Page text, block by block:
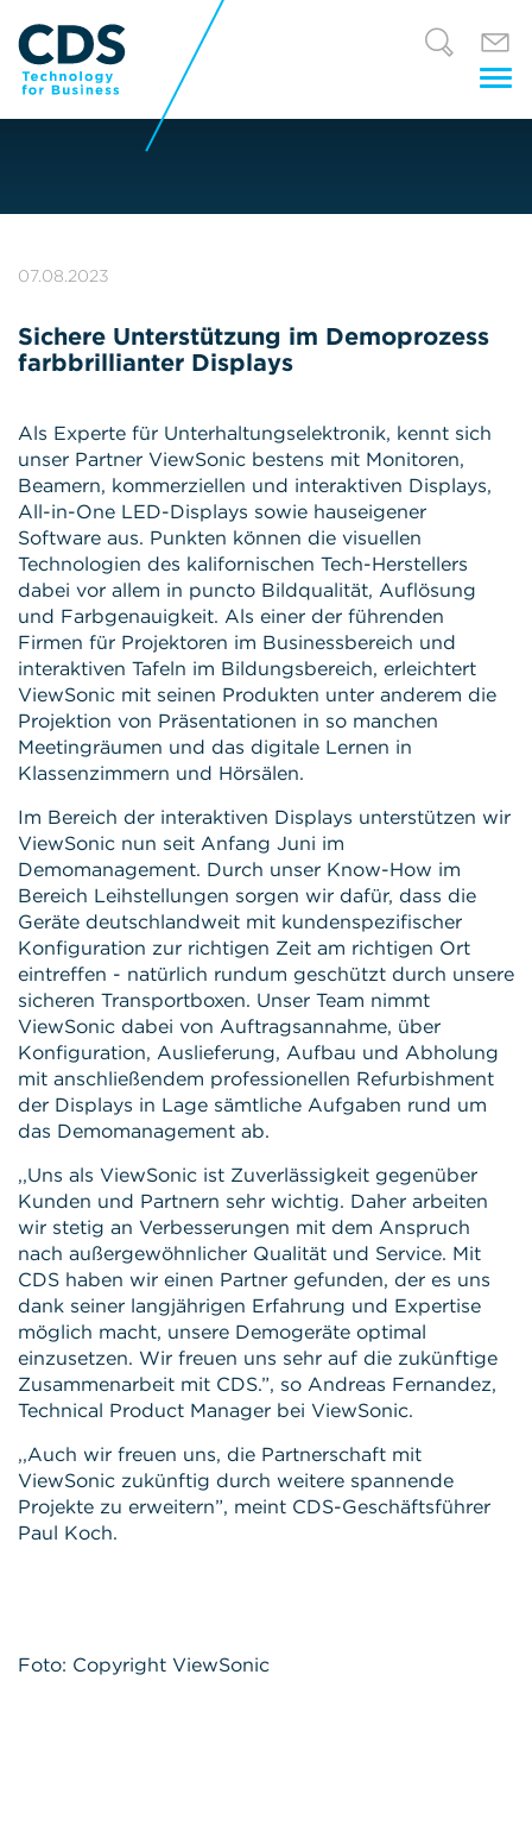
07.08.2023
Sichere Unterstützung im Demoprozess
farbbrillianter Displays
Als Experte für Unterhaltungselektronik, kennt sich
unser Partner ViewSonic bestens mit Monitoren,
Beamern, kommerziellen und interaktiven Displays,
All-in-One LED-Displays sowie hauseigener
Software aus. Punkten können die visuellen
Technologien des kalifornischen Tech-Herstellers
dabei vor allem in puncto Bildqualität, Auflösung
und Farbgenauigkeit. Als einer der führenden
Firmen für Projektoren im Businessbereich und
interaktiven Tafeln im Bildungsbereich, erleichtert
ViewSonic mit seinen Produkten unter anderem die
Projektion von Präsentationen in so manchen
Meetingräumen und das digitale Lernen in
Klassenzimmern und Hörsälen.
Im Bereich der interaktiven Displays unterstützen wir
ViewSonic nun seit Anfang Juni im
Demomanagement. Durch unser Know-How im
Bereich Leihstellungen sorgen wir dafür, dass die
Geräte deutschlandweit mit kundenspezifischer
Konfiguration zur richtigen Zeit am richtigen Ort
eintreffen - natürlich rundum geschützt durch unsere
sicheren Transportboxen. Unser Team nimmt
ViewSonic dabei von Auftragsannahme, über
Konfiguration, Auslieferung, Aufbau und Abholung
mit anschließendem professionellen Refurbishment
der Displays in Lage sämtliche Aufgaben rund um
das Demomanagement ab.
,,Uns als ViewSonic ist Zuverlässigkeit gegenüber
Kunden und Partnern sehr wichtig. Daher arbeiten
wir stetig an Verbesserungen mit dem Anspruch
nach außergewöhnlicher Qualität und Service. Mit
CDS haben wir einen Partner gefunden, der es uns
dank seiner langjährigen Erfahrung und Expertise
möglich macht, unsere Demogeräte optimal
einzusetzen. Wir freuen uns sehr auf die zukünftige
Zusammenarbeit mit CDS.”, so Andreas Fernandez,
Technical Product Manager bei ViewSonic.
,,Auch wir freuen uns, die Partnerschaft mit
ViewSonic zukünftig durch weitere spannende
Projekte zu erweitern”, meint CDS-Geschäftsführer
Paul Koch.
Foto: Copyright ViewSonic